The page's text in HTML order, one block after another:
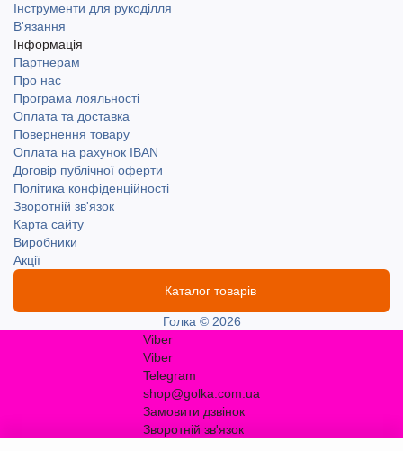
Інструменти для рукоділля
В'язання
Інформація
Партнерам
Про нас
Програма лояльності
Оплата та доставка
Повернення товару
Оплата на рахунок IBAN
Договір публічної оферти
Політика конфіденційності
Зворотній зв'язок
Карта сайту
Виробники
Акції
Каталог товарів
Голка © 2026
Viber
Viber
Telegram
shop@golka.com.ua
Замовити дзвінок
Зворотній зв'язок